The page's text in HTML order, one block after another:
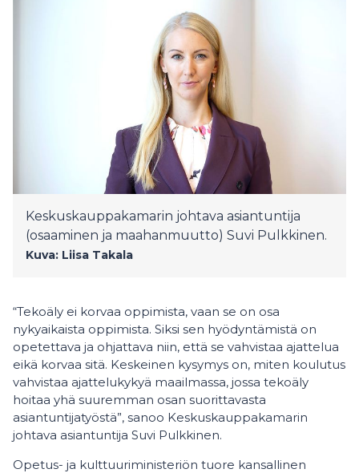
Keskuskauppakamarin johtava asiantuntija
(osaaminen ja maahanmuutto) Suvi Pulkkinen.
Kuva: Liisa Takala
“Tekoäly ei korvaa oppimista, vaan se on osa
nykyaikaista oppimista. Siksi sen hyödyntämistä on
opetettava ja ohjattava niin, että se vahvistaa ajattelua
eikä korvaa sitä. Keskeinen kysymys on, miten koulutus
vahvistaa ajattelukykyä maailmassa, jossa tekoäly
hoitaa yhä suuremman osan suorittavasta
asiantuntijatyöstä”, sanoo Keskuskauppakamarin
johtava asiantuntija Suvi Pulkkinen.
Opetus- ja kulttuuriministeriön tuore kansallinen